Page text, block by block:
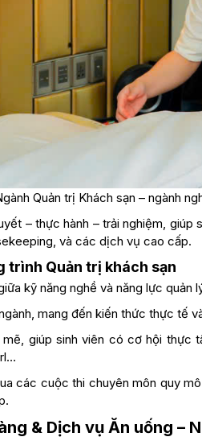
Quản trị Khách sạn – ngành
– thực hành – trải nghiệm, giúp
và các dịch vụ cao cấp.
trình Quản trị khách sạn
kỹ năng nghề và năng lực quản
mang đến kiến thức thực tế
giúp sinh viên có cơ hội thực
các cuộc thi chuyên môn quy
& Dịch vụ Ăn uống –